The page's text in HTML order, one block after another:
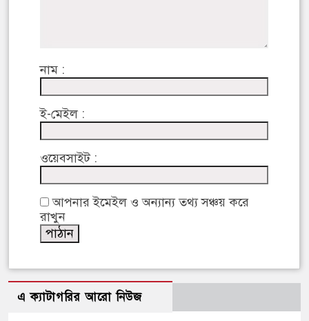
নাম :
ই-মেইল :
ওয়েবসাইট :
আপনার ইমেইল ও অন্যান্য তথ্য সঞ্চয় করে
রাখুন
এ ক্যাটাগরির আরো নিউজ